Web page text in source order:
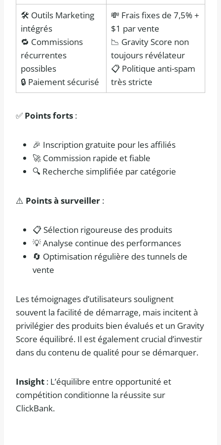
🛠️ Outils Marketing
intégrés
🔁 Commissions
récurrentes
possibles
🔒 Paiement sécurisé
💸 Frais fixes de 7,5% +
$1 par vente
📉 Gravity Score non
toujours révélateur
📋 Politique anti-spam
très stricte
✅ Points forts :
🎉 Inscription gratuite pour les affiliés
🚀 Commission rapide et fiable
🔍 Recherche simplifiée par catégorie
⚠️ Points à surveiller :
📋 Sélection rigoureuse des produits
💡 Analyse continue des performances
🔄 Optimisation régulière des tunnels de
vente
Les témoignages d’utilisateurs soulignent
souvent la facilité de démarrage, mais incitent à
privilégier des produits bien évalués et un Gravity
Score équilibré. Il est également crucial d’investir
dans du contenu de qualité pour se démarquer.
Insight : L’équilibre entre opportunité et
compétition conditionne la réussite sur
ClickBank.